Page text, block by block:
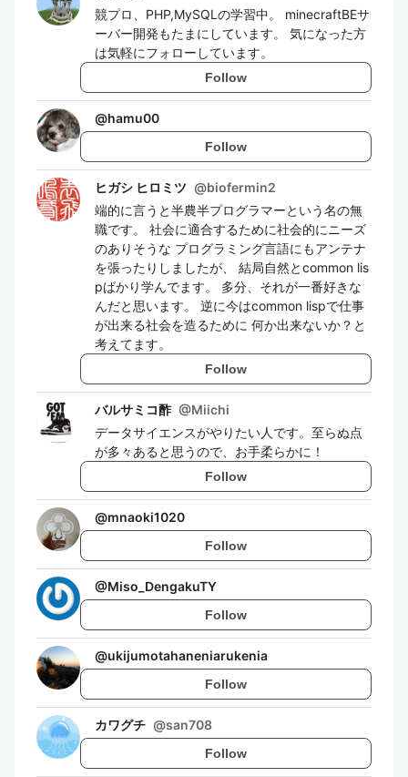
競プロ、PHP,MySQLの学習中。 minecraftBEサ
ーバー開発もたまにしています。 気になった方
は気軽にフォローしています。
Follow
@hamu00
Follow
ヒガシ ヒロミツ @biofermin2
端的に言うと半農半プログラマーという名の無
職です。 社会に適合するために社会的にニーズ
のありそうな プログラミング言語にもアンテナ
を張ったりしましたが、 結局自然とcommon lis
pばかり学んでます。 多分、それが一番好きな
んだと思います。 逆に今はcommon lispで仕事
が出来る社会を造るために 何か出来ないか？と
考えてます。
Follow
バルサミコ酢 @Miichi
データサイエンスがやりたい人です。至らぬ点
が多々あると思うので、お手柔らかに！
Follow
@mnaoki1020
Follow
@Miso_DengakuTY
Follow
@ukijumotahaneniarukenia
Follow
カワグチ @san708
Follow